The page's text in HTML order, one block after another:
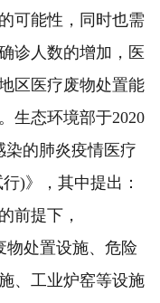
可能性，同时也需
诊人数的增加，医
区医疗废物处置能
生态环境部于2020
染的肺炎疫情医疗
)》，其中提出：
前提下，
物处置设施、危险
、工业炉窑等设施